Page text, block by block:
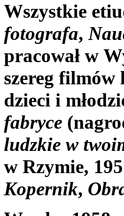
Wszystkie
fotografa,
pracował w
szereg
dzieci i
fabryce
ludzkie w
w Rzymie,
Kopernik,